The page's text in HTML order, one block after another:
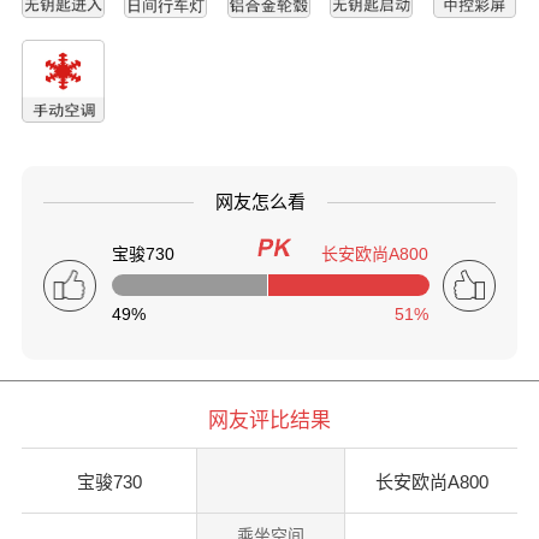
网友怎么看
宝骏730 长安欧尚A800
49% 51%
网友评比结果
宝骏730 长安欧尚A800